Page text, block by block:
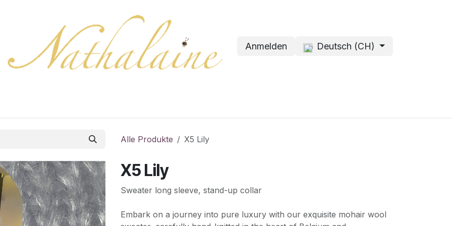
Anmelden Deutsch (CH)
Alle Produkte X5 Lily
X5 Lily
Sweater long sleeve, stand-up collar
Embark on a journey into pure luxury with our exquisite mohair wool